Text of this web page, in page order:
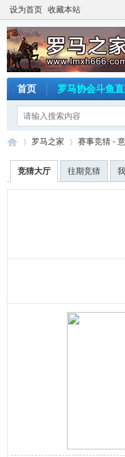
设为首页 收藏本站
首页 罗马协会斗鱼
罗马之家 赛事竞猜 -
竞猜大厅 往期竞猜